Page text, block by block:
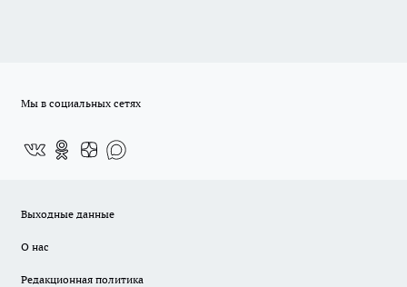
Мы в социальных сетях
Выходные данные
О нас
Редакционная политика